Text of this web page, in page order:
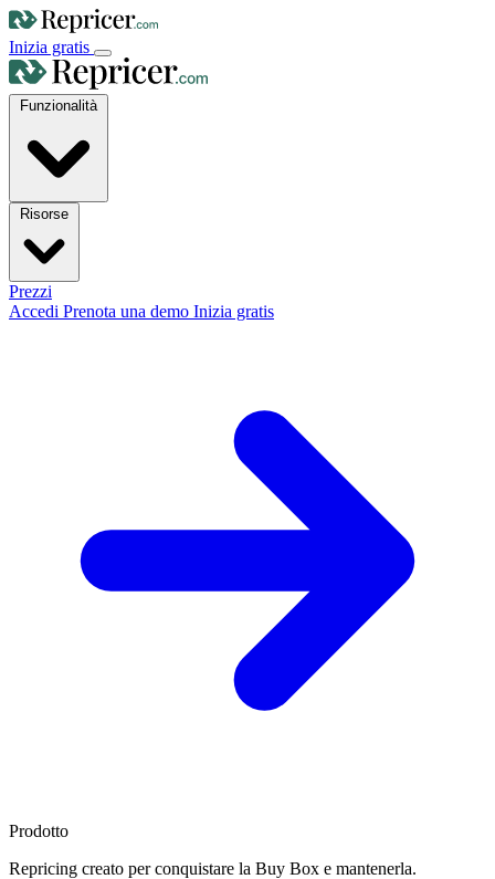
Inizia gratis
Funzionalità
Prezzi
Accedi Prenota una demo Inizia gratis
Prodotto
Repricing creato perconquistare la Buy Box e mantenerla.